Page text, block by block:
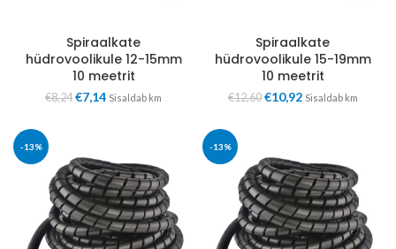
Spiraalkate
hüdrovoolikule 12-15mm
10 meetrit
€8,24 €7,14 Sisaldab km
Spiraalkate
hüdrovoolikule 15-19mm
10 meetrit
€12,60 €10,92 Sisaldab km
-13% -13%